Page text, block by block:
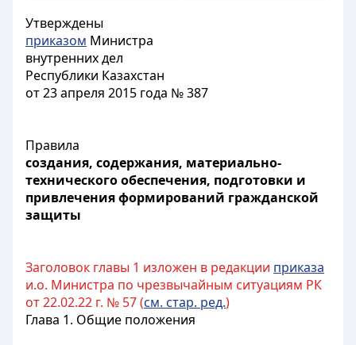
Утверждены
приказом Министра
внутренних дел
Республики Казахстан
от 23 апреля 2015 года № 387
Правила
создания, содержания, материально-
технического обеспечения, подготовки и
привлечения формирований гражданской
защиты
Заголовок главы 1 изложен в редакции приказа
и.о. Министра по чрезвычайным ситуациям РК
от 22.02.22 г. № 57 (см. стар. ред.)
Глава 1. Общие положения